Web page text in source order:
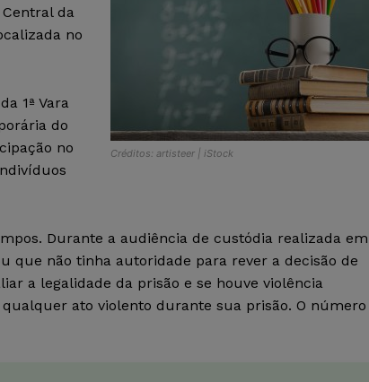
Créditos: artisteer | iStock
da
no
1ª Vara
do
no
Durante a audiência de custódia realizada em
que não tinha autoridade para rever a decisão de
a legalidade da prisão e se houve violência
ato violento durante sua prisão. O número